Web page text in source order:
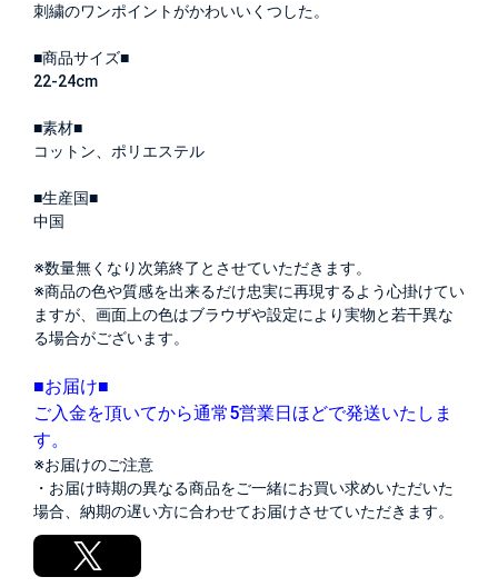
刺繍のワンポイントがかわいいくつした。
■商品サイズ■
22-24cm
■素材■
コットン、ポリエステル
■生産国■
中国
※数量無くなり次第終了とさせていただきます。
※商品の色や質感を出来るだけ忠実に再現するよう心掛けてい
ますが、画面上の色はブラウザや設定により実物と若干異な
る場合がございます。
■お届け■
ご入金を頂いてから通常5営業日ほどで発送いたしま
す。
※お届けのご注意
・お届け時期の異なる商品をご一緒にお買い求めいただいた
場合、納期の遅い方に合わせてお届けさせていただきます。